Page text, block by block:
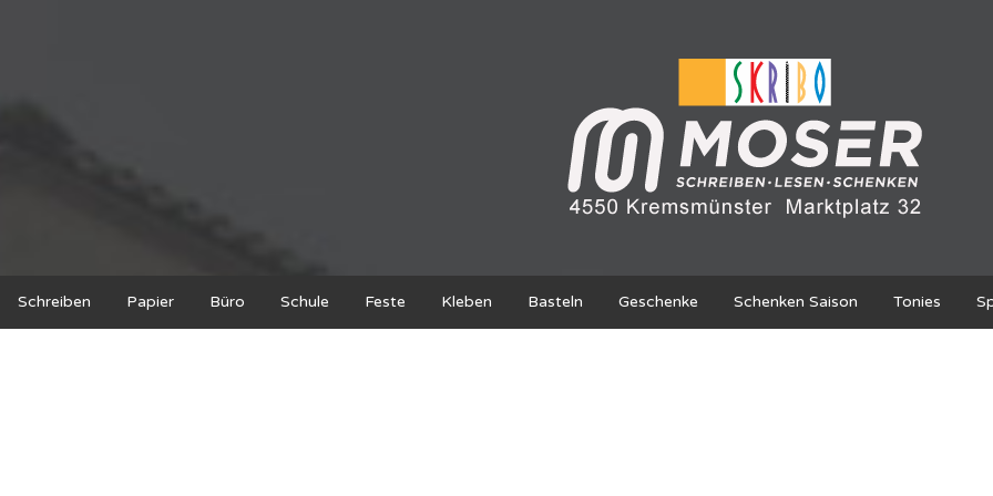
Schreiben Papier Büro Schule Feste Kleben Basteln Geschenke Schenken Saison Tonies